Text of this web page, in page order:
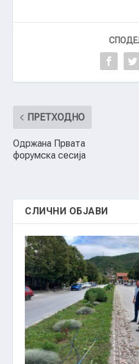
ПРЕТХОДНО
Одржана Првата
форумска сесија
СЛИЧНИ ОБЈАВИ